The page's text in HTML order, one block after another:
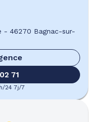
- 46270 Bagnac-sur-
71
24 7j/7